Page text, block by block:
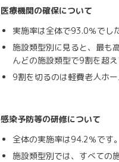
医療機関の確保について
実施率は全体で93.0％でした
施設類型別に見ると、最も
んどの施設類型で9割を超え
9割を切るのは軽費老人ホ
感染予防等の研修について
全体の実施率は94.2％です。
施設類型別では、すべての